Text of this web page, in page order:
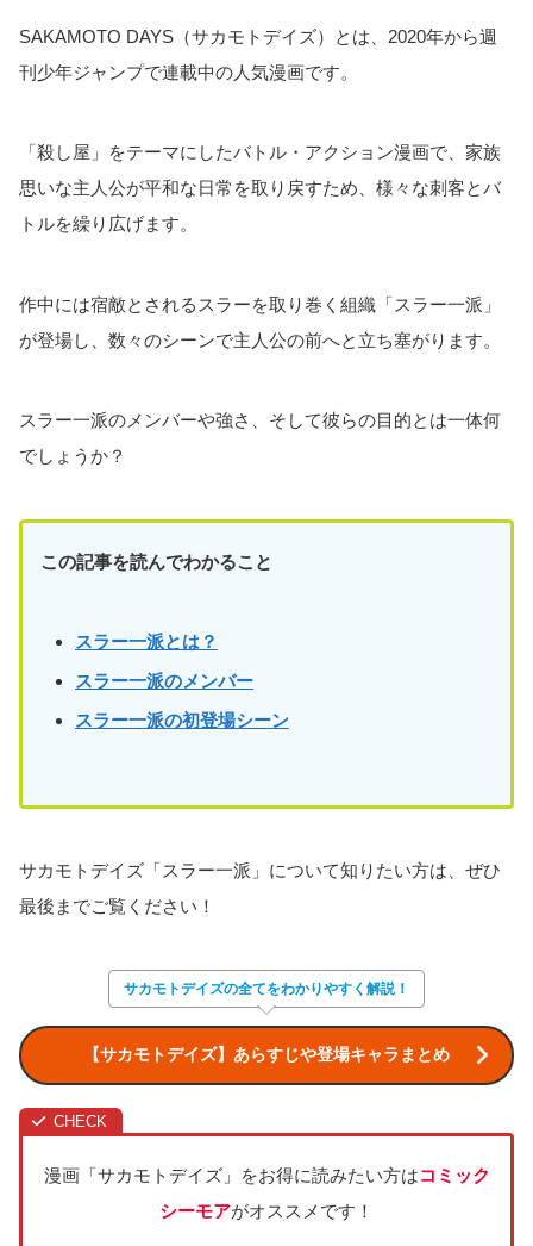
SAKAMOTO DAYS（サカモトデイズ）とは、2020年から週
刊少年ジャンプで連載中の人気漫画です。
「殺し屋」をテーマにしたバトル・アクション漫画で、家族
思いな主人公が平和な日常を取り戻すため、様々な刺客とバ
トルを繰り広げます。
作中には宿敵とされるスラーを取り巻く組織「スラー一派」
が登場し、数々のシーンで主人公の前へと立ち塞がります。
スラー一派のメンバーや強さ、そして彼らの目的とは一体何
でしょうか？
この記事を読んでわかること
スラー一派とは？
スラー一派のメンバー
スラー一派の初登場シーン
サカモトデイズ「スラー一派」について知りたい方は、ぜひ
最後までご覧ください！
サカモトデイズの全てをわかりやすく解説！
【サカモトデイズ】あらすじや登場キャラまとめ
漫画「サカモトデイズ」をお得に読みたい方はコミック
シーモアがオススメです！